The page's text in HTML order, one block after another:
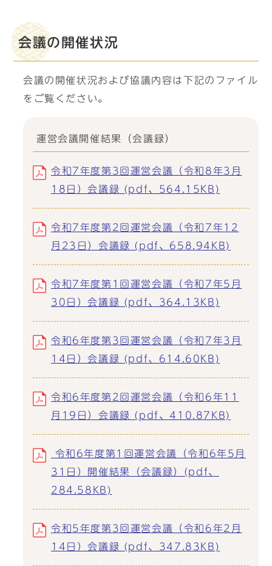
会議の開催状況
会議の開催状況および協議内容は下記のファイル
をご覧ください。
運営会議開催結果（会議録）
令和7年度第3回運営会議（令和8年3月
18日）会議録 (pdf、564.15KB)
令和7年度第2回運営会議（令和7年12
月23日）会議録 (pdf、658.94KB)
令和7年度第1回運営会議（令和7年5月
30日）会議録 (pdf、364.13KB)
令和6年度第3回運営会議（令和7年3月
14日）会議録 (pdf、614.60KB)
令和6年度第2回運営会議（令和6年11
月19日）会議録 (pdf、410.87KB)
令和6年度第1回運営会議（令和6年5月
31日）開催結果（会議録）(pdf、
284.58KB)
令和5年度第3回運営会議（令和6年2月
14日）会議録 (pdf、347.83KB)